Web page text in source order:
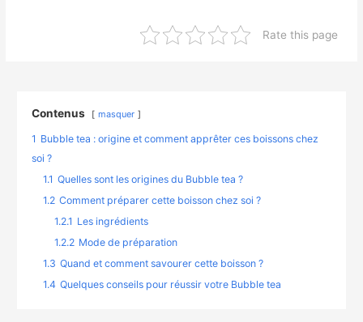
Rate this page
Contenus masquer
1 Bubble tea : origine et comment apprêter ces boissons chez
soi ?
1.1 Quelles sont les origines du Bubble tea ?
1.2 Comment préparer cette boisson chez soi ?
1.2.1 Les ingrédients
1.2.2 Mode de préparation
1.3 Quand et comment savourer cette boisson ?
1.4 Quelques conseils pour réussir votre Bubble tea